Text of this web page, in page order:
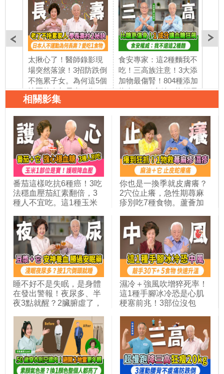
太揪心了！醫師錄影現
場突然落淚！3招防跌倒
不拖累子女。為何這5個
地區的人都長壽？靠9種
力量活到百歲。全台人
人長壽靠做1件事＋吃抗
發炎食物 ！｜胡乃文開
講＿349
食安專家：這2種麵我不
吃！三高族注意！3大添
加物最傷腎！804種添加
物有104種含鈉！泡麵最
三合一咖啡1添加物讓血
糖失控｜胡乃文開講 ft.
文長安教授_350
就
相關影集
番茄這樣吃抗6種癌！3吃
法穩血壓茄紅素翻倍，3
種人不宜吃。這1種玉米
部位別丟，降血壓穩血糖
利尿消腫。它是水腫瘦身
的好朋友，比玉米熱量少
3倍｜胡乃文開講
Dr.HU_330
你也是一換季就皮膚癢？
2穴位止癢，急性期蕁麻
疹別吃7種食物。蘆薈加
湯止異位性皮膚炎的癢，
任何皮膚病都可以治。皮
蛇發作時，麻油＋它，痛
癢立刻救｜胡乃文開講
Dr.HU_322
睡不好不是失眠，是身體
在發出警報！夜尿多、半
夜3點就醒？2臟腑虛了，
早餐豆漿這個味，按2穴
＋搓腰1處，喝安神止煩
湯，一夜好眠不靠吃藥｜
胡乃文開講_352
濕冷＋強風吹增猝死率！
這1種手腳冰冷恐是心肌
梗塞前兆！3部位沒包
敲這裡＋3穴位，補腎通
經絡穩血壓。1張紙讓腳
升溫8度，5種發熱食物，
手腳都暖起來｜胡乃文開
講Dr.HU_331